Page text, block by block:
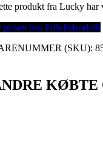
produkt fra Lucky har
prisen hos Friluftsland.dk
(SKU):
KØBTE